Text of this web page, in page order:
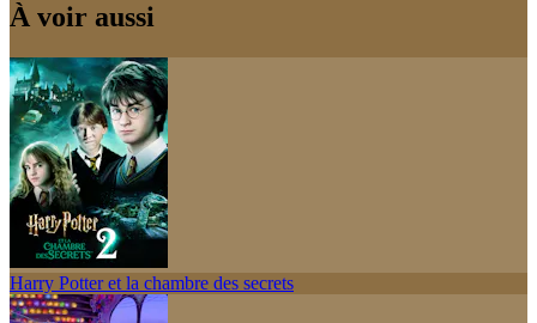
À voir aussi
Harry Potter et la chambre des secrets